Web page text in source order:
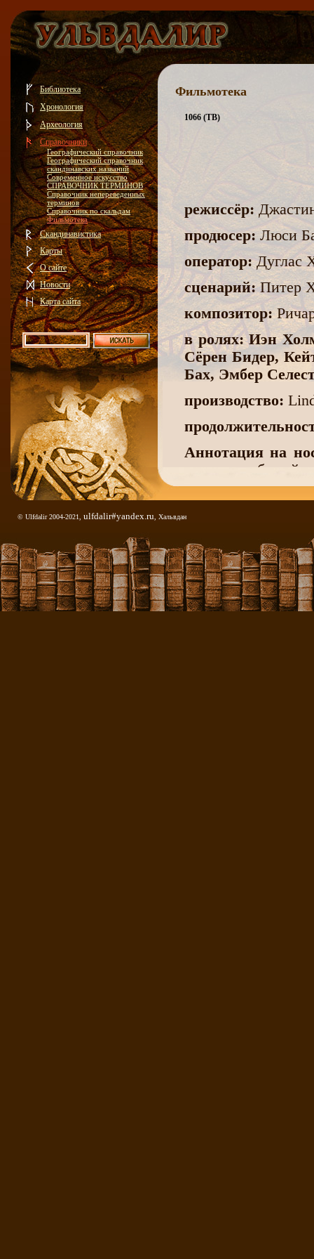
Библиотека
Хронология
Археология
Справочники
Географический справочник
Географический справочник
скандинавских названий
Современное искусство
СПРАВОЧНИК ТЕРМИНОВ
Справочник непереведенных
терминов
Справочник по скальдам
Фильмотека
Скандинавистика
Карты
О сайте
Новости
Карта сайта
© Ulfdalir 2004-2021, ulfdalir#yandex.ru , Хальвдан
Фильмотека
1066 (ТВ)
режиссёр:
продюсер:Люси
оператор:Дуглас
сценарий:Питер
композитор:
в ролях: Иэн
Сёрен Бидер,
Бах, Эмбер
производство:
Аннотация на
темных событий
Много лет люди
история
сельских
нормандцах,